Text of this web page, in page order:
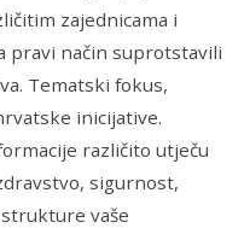
zajednicama i
pravi način suprotstavili
Tematski fokus,
inicijative.
različito utječu
sigurnost,
vaše